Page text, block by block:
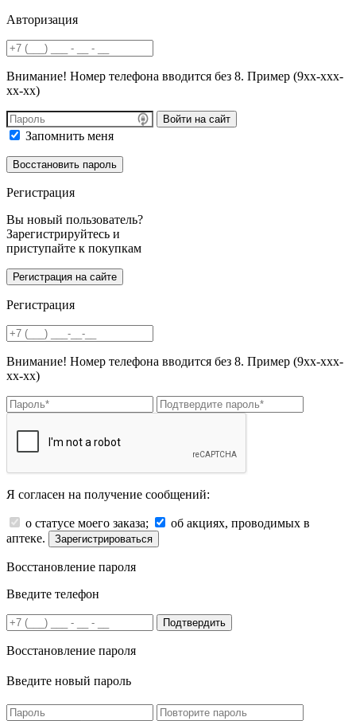
Авторизация
Внимание! Номер телефона вводится без 8. Пример (9хх-ххх-
хх-хх)
Войти на сайт
Запомнить меня
Регистрация
Вы новый пользователь?
Зарегистрируйтесь и
приступайте к покупкам
Регистрация
Внимание! Номер телефона вводится без 8. Пример (9хх-ххх-
хх-хх)
Я согласен на получение сообщений:
о статусе моего заказа;
об акциях, проводимых в
аптеке.
Зарегистрироваться
Восстановление пароля
Введите телефон
Подтвердить
Восстановление пароля
Введите новый пароль